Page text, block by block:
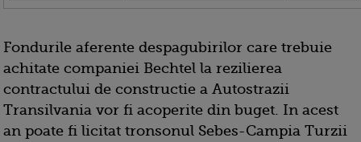
Fondurile aferente despagubirilor care trebuie
achitate companiei Bechtel la rezilierea
contractului de constructie a Autostrazii
Transilvania vor fi acoperite din buget. In acest
an poate fi licitat tronsonul Sebes-Campia Turzii